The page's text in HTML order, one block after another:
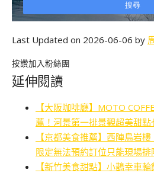
Last Updated on 2026-06-06 by
按讚加入粉絲團
延伸閱讀
【大阪咖啡廳】MOTO
薦！河景第一排景觀超美甜點
【京都美食推薦】西陣鳥岩
限定無法預約訂位只能現場排
【新竹美食甜點】小鵲幸車